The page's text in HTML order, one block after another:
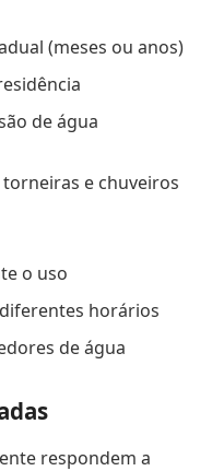
(meses ou anos)
de água
e chuveiros
o uso
horários
de água
respondem a